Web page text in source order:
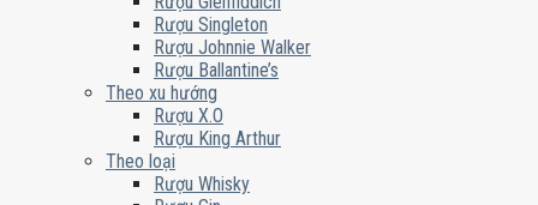
Rượu Singleton
Rượu Johnnie Walker
Rượu Ballantine’s
Theo xu hướng
Rượu X.O
Rượu King Arthur
Theo loại
Rượu Whisky